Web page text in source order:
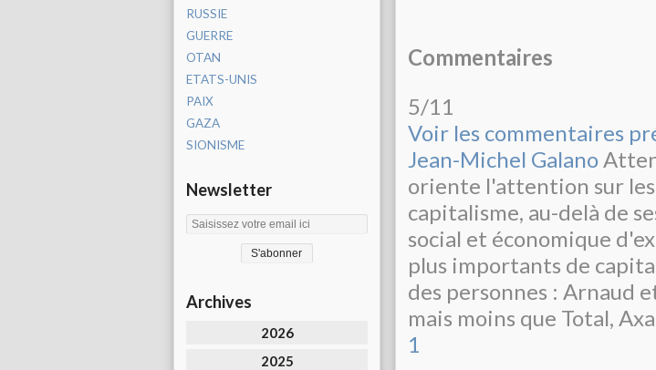
RUSSIE
GUERRE
OTAN
ETATS-UNIS
PAIX
GAZA
SIONISME
Newsletter
Archives
2026
2025
Commentaires
5/11
Voir les commentaires
Jean-Michel Galano
oriente l'attention sur
capitalisme, au-delà de
social et économique
plus importants de
des personnes : Arnaud
mais moins que Total,
1